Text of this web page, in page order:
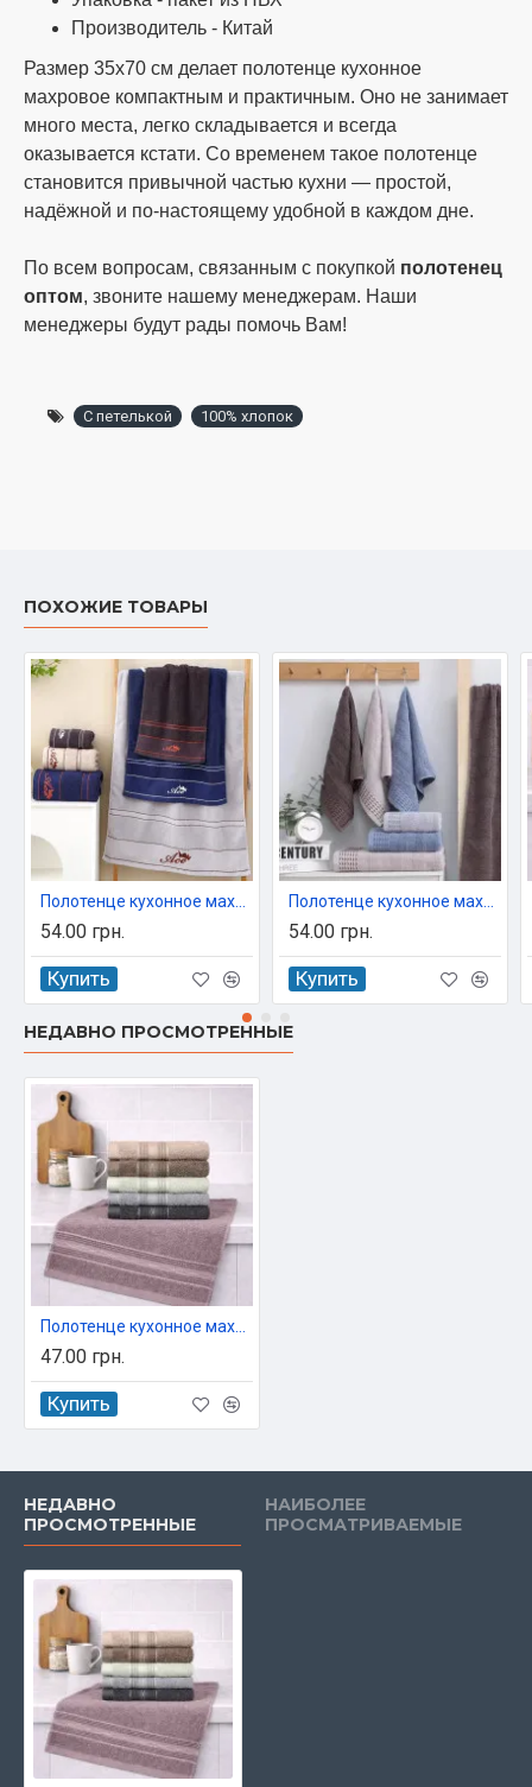
товар). Возврат денег на карту банка или
пополнение счета. Возврат товара по Вашей
вине (не подошёл цвет, размер и т. д.)
оплачивает покупатель. Обмен или возврат
брака в той комплектации, упаковке, в которой
он был продан, даже если в упаковке
бракованное только одно полотенце.
Производитель - Китай
Размер 35х70 см делает полотенце кухонное
махровое компактным и практичным. Оно не занимает
много места, легко складывается и всегда
оказывается кстати. Со временем такое полотенце
становится привычной частью кухни — простой,
надёжной и по-настоящему удобной в каждом дне.
По всем вопросам, связанным с покупкой полотенец
оптом, звоните нашему менеджерам. Наши
менеджеры будут рады помочь Вам!
С петелькой 100% хлопок
ПОХОЖИЕ ТОВАРЫ
54.00 грн.
Купить
54.00 грн.
Купить
НЕДАВНО ПРОСМОТРЕННЫЕ
47.00 грн.
Купить
НЕДАВНО
ПРОСМОТРЕННЫЕ
НАИБОЛЕЕ
ПРОСМАТРИВАЕМЫЕ